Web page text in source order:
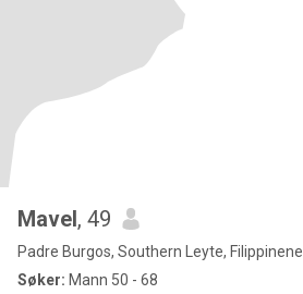
Mavel, 49
Padre Burgos, Southern Leyte, Filippinene
Søker: Mann 50 - 68